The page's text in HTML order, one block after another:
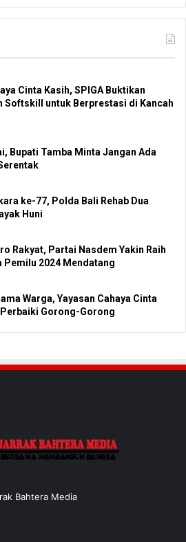
Cinta Kasih, SPIGA Buktikan
Softskill untuk Berprestasi di Kancah
Bupati Tamba Minta Jangan Ada
ke-77, Polda Bali Rehab Dua
Huni
Rakyat, Partai Nasdem Yakin Raih
Pemilu 2024 Mendatang
Warga, Yayasan Cahaya Cinta
Gorong-Gorong
Bahtera Media